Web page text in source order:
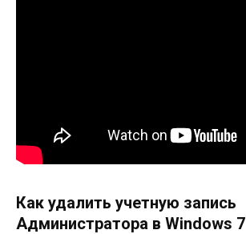
Как удалить учетную запись
Администратора в Windows 7